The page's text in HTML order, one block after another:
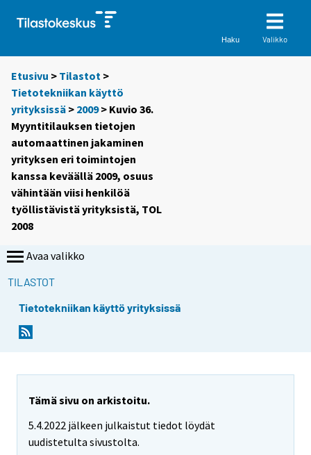
Haku Valikko
Etusivu > Tilastot >
Tietotekniikan käyttö
yrityksissä > 2009> Kuvio 36.
Myyntitilauksen tietojen
automaattinen jakaminen
yrityksen eri toimintojen
kanssa keväällä 2009, osuus
vähintään viisi henkilöä
työllistävistä yrityksistä, TOL
2008
Avaa valikko
TILASTOT
Tietotekniikan käyttö yrityksissä
Tämä sivu on arkistoitu.
5.4.2022 jälkeen julkaistut tiedot löydät
uudistetulta sivustolta.